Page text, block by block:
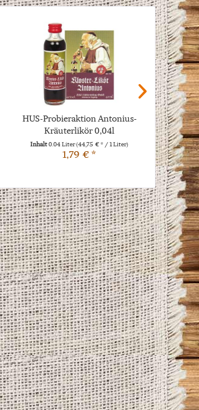
HUS-Probieraktion Antonius-
Kräuterlikör 0,04l
Inhalt0.04 Liter(44,75 € * / 1 Liter)
1,79 € *
Lenk &
Glocke